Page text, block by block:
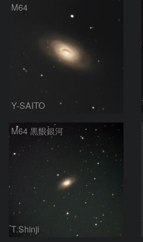
M64
Y-SAITO
M64 黒眼銀河
T.Shinji